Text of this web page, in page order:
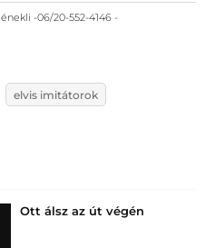
-06/20-552-4146 -
elvis imitátorok
Ott álsz az út végén